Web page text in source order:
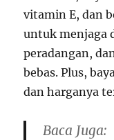
vitamin E, dan
untuk menjaga
peradangan,
bebas. Plus,
dan harganya
Baca Juga: